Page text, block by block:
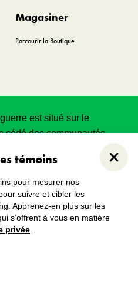
témoins
pour mesurer nos
suivre et cibler les
Apprenez-en plus sur les
s’offrent à vous en matière
privée
Magasiner
Parcourir la Boutique
est situé sur le
cédé des communautés
territoire a eu et
importance historique,
de la
.